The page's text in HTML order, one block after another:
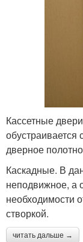
Кассетные
дверное
Каскадные. В
неподвижное, а
необходимости
створкой.
читать дальше →